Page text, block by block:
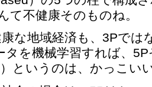
て不健康そのものね。
な地域経済も、3Pでは
タを機械学習すれば、
）というのは、かっこい